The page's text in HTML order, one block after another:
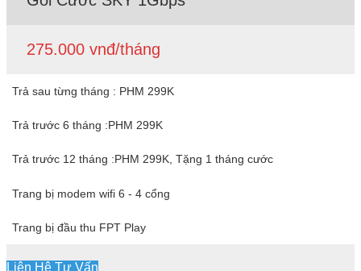
275.000 vnđ/tháng
Trả sau từng tháng : PHM 299K
Trả trước 6 tháng :PHM 299K
Trả trước 12 tháng :PHM 299K, Tặng 1 tháng cước
Trang bị modem wifi 6 - 4 cổng
Trang bị đầu thu FPT Play
Liên Hệ Tư Vấn